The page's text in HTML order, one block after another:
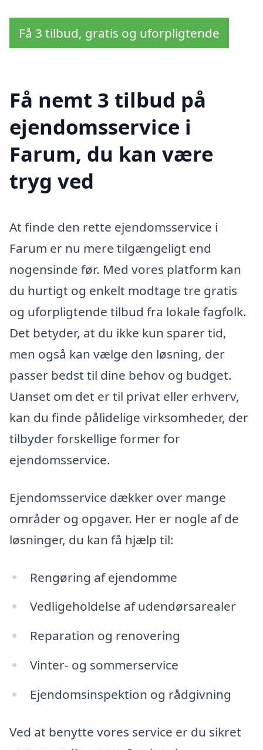
Få 3 tilbud, gratis og uforpligtende
Få nemt 3 tilbud på
ejendomsservice i
Farum, du kan være
tryg ved
At finde den rette ejendomsservice i
Farum er nu mere tilgængeligt end
nogensinde før. Med vores platform kan
du hurtigt og enkelt modtage tre gratis
og uforpligtende tilbud fra lokale fagfolk.
Det betyder, at du ikke kun sparer tid,
men også kan vælge den løsning, der
passer bedst til dine behov og budget.
Uanset om det er til privat eller erhverv,
kan du finde pålidelige virksomheder, der
tilbyder forskellige former for
ejendomsservice.
Ejendomsservice dækker over mange
områder og opgaver. Her er nogle af de
løsninger, du kan få hjælp til:
Rengøring af ejendomme
Vedligeholdelse af udendørsarealer
Reparation og renovering
Vinter- og sommerservice
Ejendomsinspektion og rådgivning
Ved at benytte vores service er du sikret